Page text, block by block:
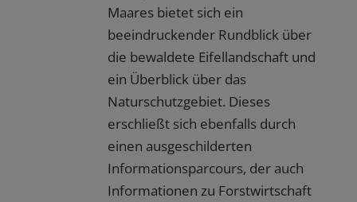
Maares bietet sich ein
beeindruckender Rundblick über
die bewaldete Eifellandschaft und
ein Überblick über das
Naturschutzgebiet. Dieses
erschließt sich ebenfalls durch
einen ausgeschilderten
Informationsparcours, der auch
Informationen zu Forstwirtschaft